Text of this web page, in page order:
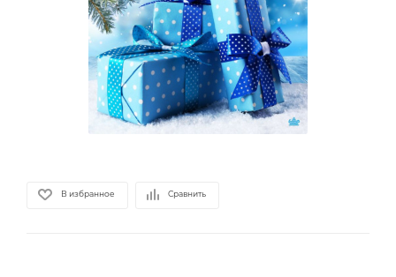
В избранное Сравнить